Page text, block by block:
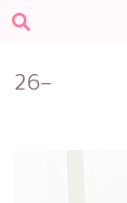
26–